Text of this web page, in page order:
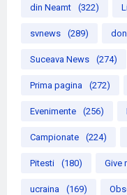
din Neamt (322)
svnews (289)
Suceava News (274)
Prima pagina (272)
Evenimente (256)
Campionate (224)
Pitesti (180) Give
ucraina (169)